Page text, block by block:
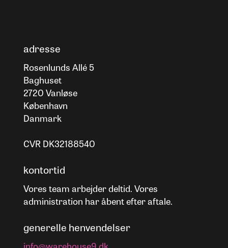
adresse
Rosenlunds Allé 5
Baghuset
2720 Vanløse
København
Danmark
CVR DK32188540
kontortid
Vores team arbejder deltid. Vores
administration har åbent efter aftale.
generelle henvendelser